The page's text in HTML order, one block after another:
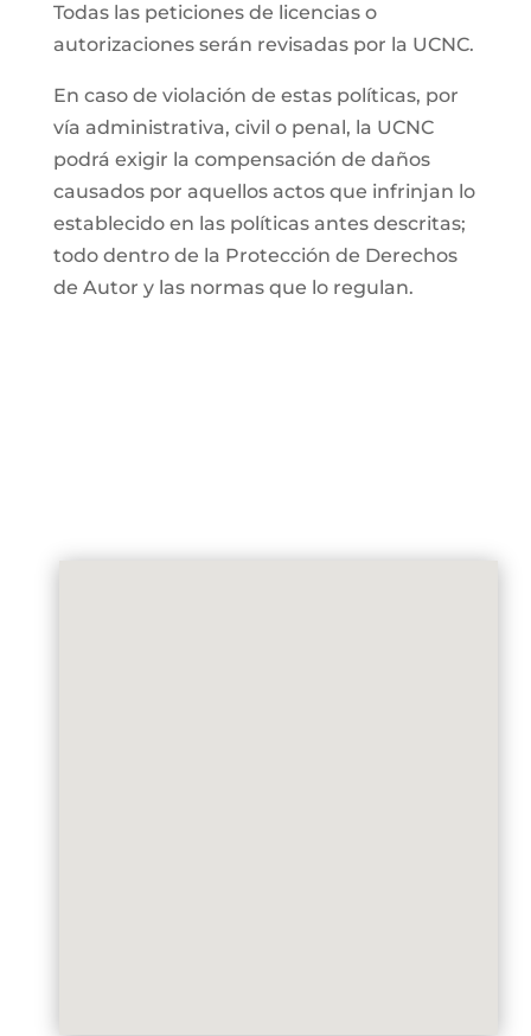
Todas las peticiones de licencias o
autorizaciones serán revisadas por la UCNC.
En caso de violación de estas políticas, por
vía administrativa, civil o penal, la UCNC
podrá exigir la compensación de daños
causados por aquellos actos que infrinjan lo
establecido en las políticas antes descritas;
todo dentro de la Protección de Derechos
de Autor y las normas que lo regulan.